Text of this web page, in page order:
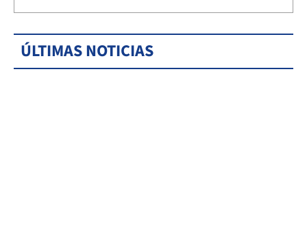
ÚLTIMAS NOTICIAS